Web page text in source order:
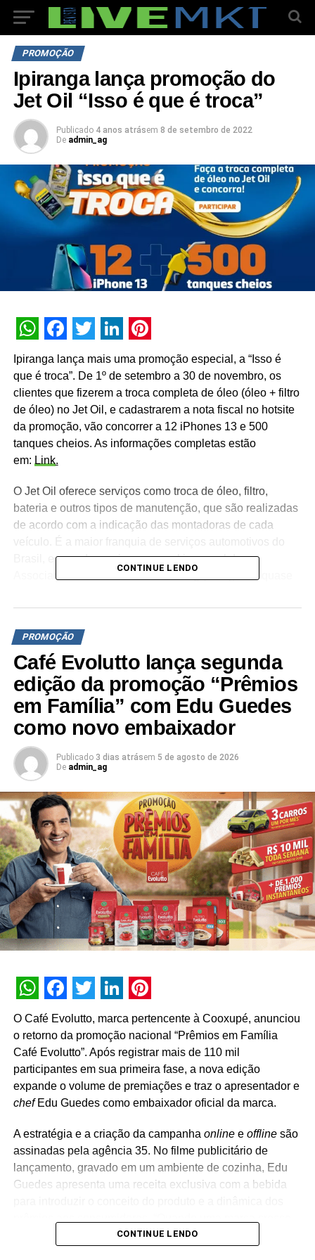
PROMOÇÃO
Ipiranga lança promoção do
Jet Oil “Isso é que é troca”
Publicado 4 anos atrásem 8 de setembro de 2022
De admin_ag
WhatsApp
Facebook
Twitter
LinkedIn
Pinterest
Ipiranga lança mais uma promoção especial, a “Isso é
que é troca”. De 1º de setembro a 30 de novembro, os
clientes que fizerem a troca completa de óleo (óleo + filtro
de óleo) no Jet Oil, e cadastrarem a nota fiscal no hotsite
da promoção, vão concorrer a 12 iPhones 13 e 500
tanques cheios. As informações completas estão
em: Link.
O Jet Oil oferece serviços como troca de óleo, filtro,
bateria e outros tipos de manutenção, que são realizadas
de acordo com a indicação das montadoras de cada
veículo. É a maior franquia de serviços automotivos do
Brasil, e uma das maiores no ranking geral da
Associação Brasileira de Franchising (ABF), com quase
TÓPICOS RELACIONADOS:
A SEGUIR
“Promoção Casa Campeã Disensa” sorteia mais
de R＄ 68 mil em prêmios
NÃO PERCA
Assaí lança campanha promocional de
aniversário
CONTINUE LENDO
PROMOÇÃO
Café Evolutto lança segunda
edição da promoção “Prêmios
em Família” com Edu Guedes
como novo embaixador
Publicado 3 dias atrásem 5 de agosto de 2026
De admin_ag
WhatsApp
Facebook
Twitter
LinkedIn
Pinterest
O Café Evolutto, marca pertencente à Cooxupé, anunciou
o retorno da promoção nacional “Prêmios em Família
Café Evolutto”. Após registrar mais de 110 mil
participantes em sua primeira fase, a nova edição
expande o volume de premiações e traz o apresentador e
chefEdu Guedes como embaixador oficial da marca.
A estratégia e a criação da campanha onlinee offlinesão
assinadas pela agência 35. No filme publicitário de
lançamento, gravado em um ambiente de cozinha, Edu
Guedes apresenta uma receita exclusiva com a bebida
de forma consistente, a comunicação também precisa
CONTINUE LENDO